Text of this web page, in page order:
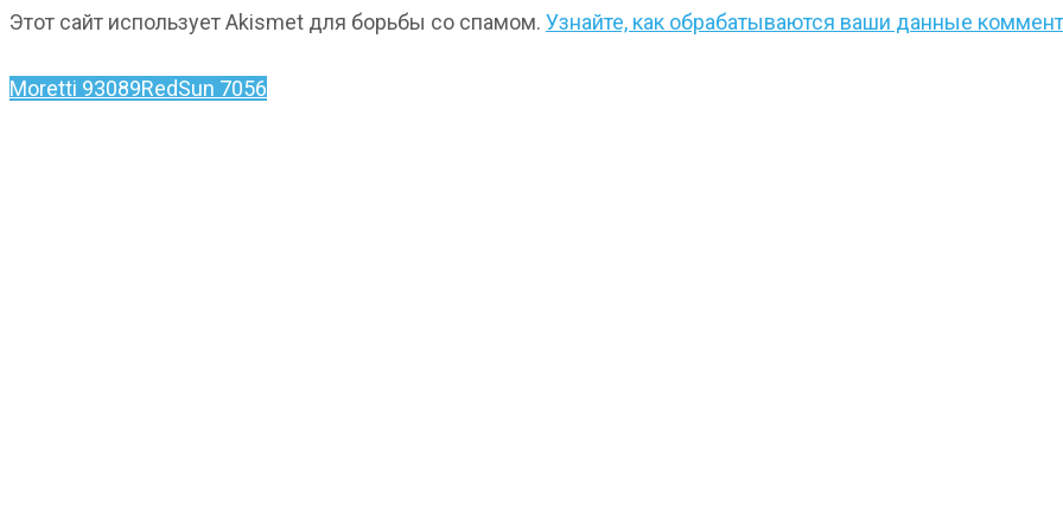
Этот сайт использует Akismet для борьбы со спамом. Узнайте, как обрабатываются ваши данные
Moretti 93089RedSun 7056